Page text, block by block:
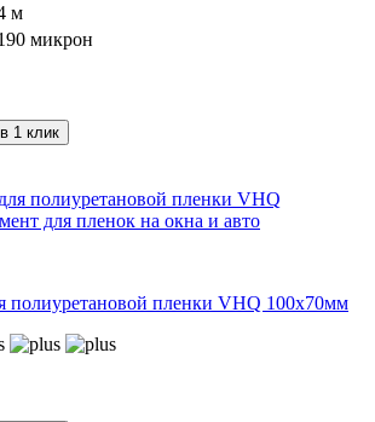
м
микрон
1 клик
полиуретановой пленки VHQ 100х70мм